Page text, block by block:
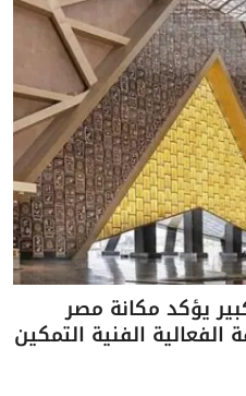
يؤكد مكانة مصر
الفنية التمكين